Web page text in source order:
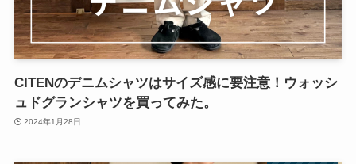
CITENのデニムシャツはサイズ感に要注意！ウォッシ
ュドグランシャツを買ってみた。
2024年1月28日